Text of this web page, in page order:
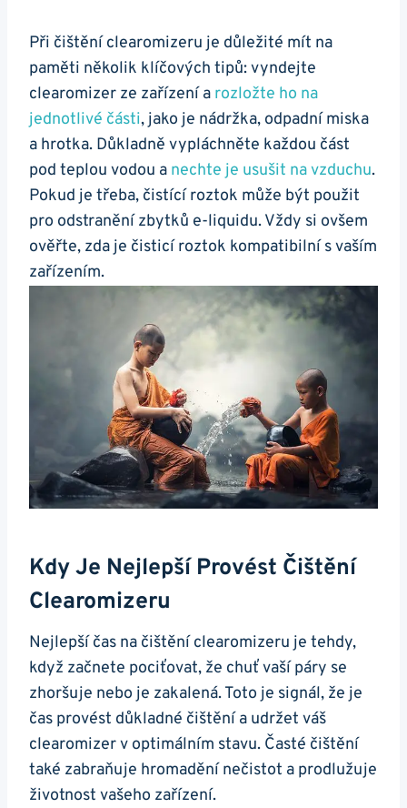
Při čištění clearomizeru je důležité mít na
paměti několik klíčových tipů: vyndejte
clearomizer ze zařízení a rozložte ho na
jednotlivé části, jako je nádržka, odpadní miska
a hrotka. Důkladně vypláchněte každou část
pod teplou vodou a nechte je usušit na vzduchu.
Pokud je třeba, čistící roztok může být použit
pro odstranění zbytků e-liquidu. Vždy si ovšem
ověřte, zda je čisticí roztok kompatibilní s vaším
zařízením.
Kdy Je Nejlepší Provést Čištění
Clearomizeru
Nejlepší čas na čištění clearomizeru je tehdy,
když začnete pociťovat, že chuť vaší páry se
zhoršuje nebo je zakalená. Toto je signál, že je
čas provést důkladné čištění a udržet váš
clearomizer v optimálním stavu. Časté čištění
také zabraňuje hromadění nečistot a prodlužuje
životnost vašeho zařízení.